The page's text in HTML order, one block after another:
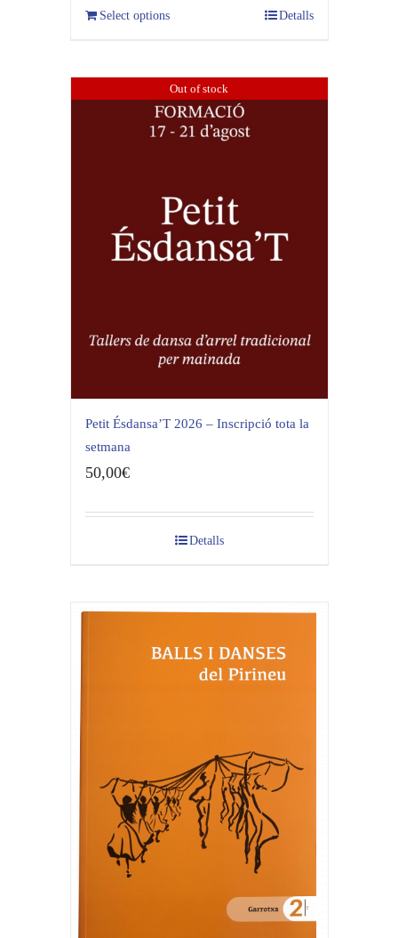
Select options Detalls
Out of stock
Petit Ésdansa’T 2026 – Inscripció tota la
setmana
50,00€
Detalls